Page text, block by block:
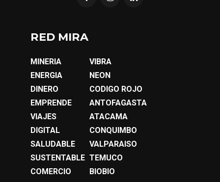
RED MIRA
MINERIA
ENERGIA
DINERO
EMPRENDE
VIAJES
DIGITAL
SALUDABLE
SUSTENTABLE
COMERCIO
VIBRA
NEON
CODIGO ROJO
ANTOFAGASTA
ATACAMA
CONQUIMBO
VALPARAISO
TEMUCO
BIOBIO